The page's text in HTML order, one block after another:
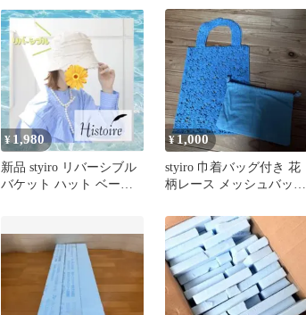
熱材 保温 保冷 夏休み 工
作 材料 自由研究 素材
¥1,980
新品 styiro リバーシブル
バケット ハット ベージ
¥1,000
styiro 巾着バッグ付き 花
柄レース メッシュバッグ